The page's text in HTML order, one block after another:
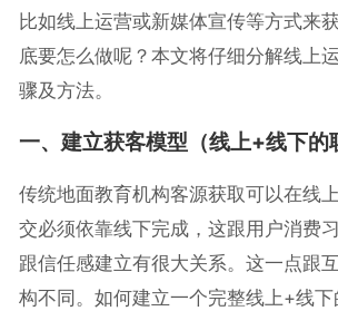
比如线上运营或新媒体宣传等方式来
底要怎么做呢？ 本文将仔细分解线上
骤及方法。
一、建立获客模型（线上+线下的
传统地面教育机构客源获取可以在线
交必须依靠线下完成，这跟用户消费
跟信任感建立有很大关系。这一点跟
构不同。如何建立一个完整线上+线